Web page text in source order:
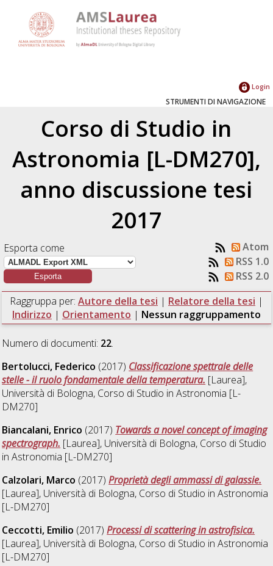
Login
STRUMENTI DI NAVIGAZIONE
Corso di Studio in
Astronomia [L-DM270],
anno discussione tesi
2017
Esporta come
Atom
RSS 1.0
RSS 2.0
Raggruppa per: Autore della tesi | Relatore della tesi |
Indirizzo | Orientamento | Nessun raggruppamento
Numero di documenti: 22.
Bertolucci, Federico (2017) Classificazione spettrale delle
stelle - il ruolo fondamentale della temperatura. [Laurea],
Università di Bologna, Corso di Studio inAstronomia [L-
DM270]
Biancalani, Enrico (2017) Towards a novel concept of imaging
spectrograph. [Laurea], Università di Bologna, Corso di Studio
inAstronomia [L-DM270]
Calzolari, Marco (2017)Proprietà degli ammassi di galassie.
[Laurea], Università di Bologna, Corso di Studio inAstronomia
[L-DM270]
Ceccotti, Emilio (2017)Processi di scattering in astrofisica.
[Laurea], Università di Bologna, Corso di Studio inAstronomia
[L-DM270]